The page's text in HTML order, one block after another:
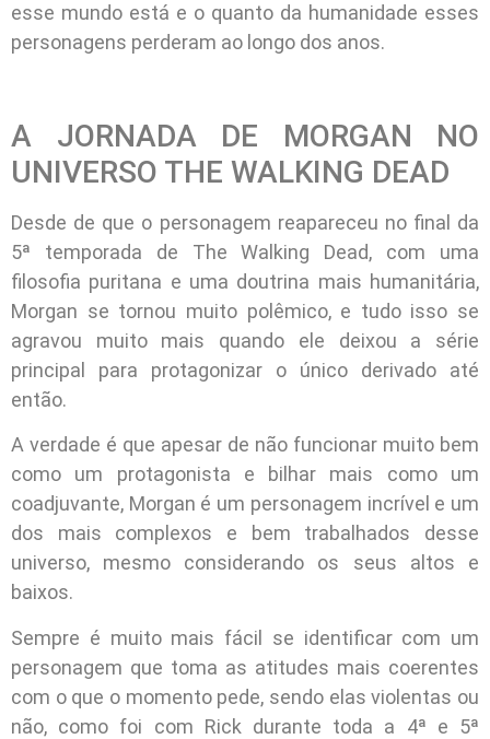
esse mundo está e o quanto da humanidade esses
personagens perderam ao longo dos anos.
A JORNADA DE MORGAN NO
UNIVERSO THE WALKING DEAD
Desde de que o personagem reapareceu no final da
5ª temporada de The Walking Dead, com uma
filosofia puritana e uma doutrina mais humanitária,
Morgan se tornou muito polêmico, e tudo isso se
agravou muito mais quando ele deixou a série
principal para protagonizar o único derivado até
então.
A verdade é que apesar de não funcionar muito bem
como um protagonista e bilhar mais como um
coadjuvante, Morgan é um personagem incrível e um
dos mais complexos e bem trabalhados desse
universo, mesmo considerando os seus altos e
baixos.
Sempre é muito mais fácil se identificar com um
personagem que toma as atitudes mais coerentes
com o que o momento pede, sendo elas violentas ou
não, como foi com Rick durante toda a 4ª e 5ª